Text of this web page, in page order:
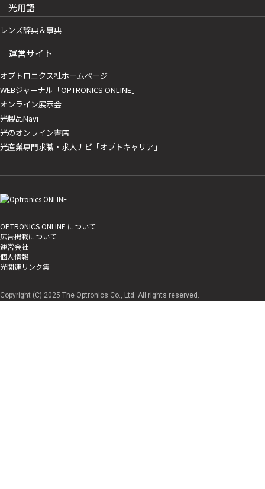
光用語
レンズ辞典＆事典
運営サイト
オプトロニクス社ホームページ
WEBジャーナル「OPTRONICS ONLINE」
オンライン展示会
光製品Navi
光のオンライン書店
光産業専門求職・求人ナビ「オプトキャリア」
OPTRONICS ONLINE について
広告掲載について
運営会社
個人情報
光関連リンク集
Copyright (C) 2025 The Optronics Co., Ltd. All rights reserved.